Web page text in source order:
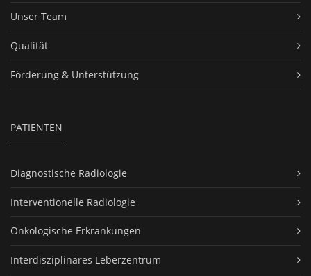
Unser Team
Qualität
Förderung & Unterstützung
PATIENTEN
Diagnostische Radiologie
Interventionelle Radiologie
Onkologische Erkrankungen
Interdisziplinäres Leberzentrum